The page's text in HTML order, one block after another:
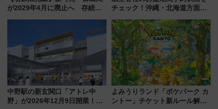
が2029年4月に廃止へ 存続協
チェック！沖縄・北海道方面は
日は？
中野駅の新玄関口「アトレ中
野」が2026年12月9日開業！新
よみうりランド「ポケパーク カ
ントー」チケット新ルール解